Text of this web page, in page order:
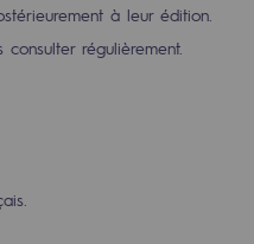
& Innovation :
& Innovation :
à leur édition.
régulièrement.